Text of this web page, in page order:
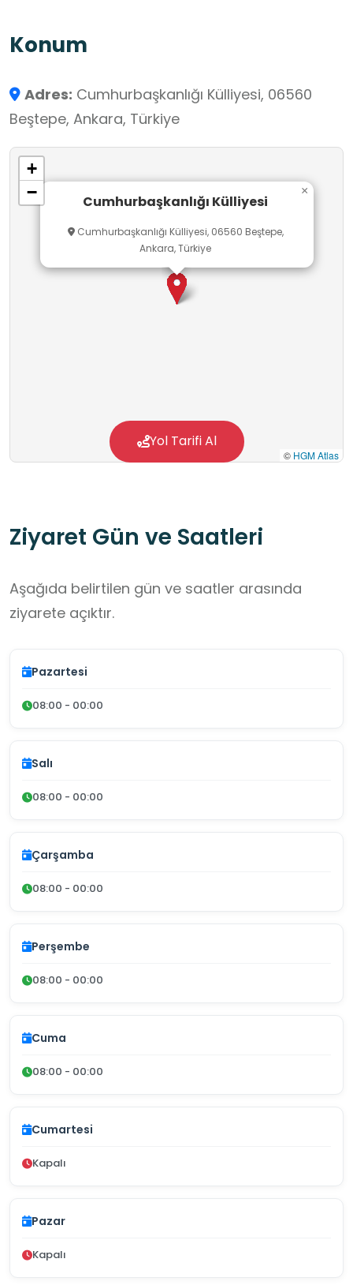
Konum
Adres: Cumhurbaşkanlığı Külliyesi, 06560
Beştepe, Ankara, Türkiye
Cumhurbaşkanlığı Külliyesi
Cumhurbaşkanlığı Külliyesi, 06560 Beştepe,
Ankara, Türkiye
×
+
−
© HGM Atlas
Yol Tarifi Al
Ziyaret Gün ve Saatleri
Aşağıda belirtilen gün ve saatler arasında
ziyarete açıktır.
Pazartesi
08:00 - 00:00
Salı
08:00 - 00:00
Çarşamba
08:00 - 00:00
Perşembe
08:00 - 00:00
Cuma
08:00 - 00:00
Cumartesi
Kapalı
Pazar
Kapalı